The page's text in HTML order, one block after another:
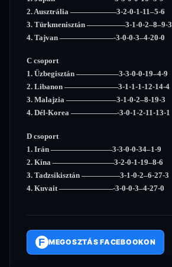
2. Ausztrália ——————3-2-0-1-11–5-6
3. Türkmenisztán —————3-1-0-2–8–9-3
4. Tajvan ———————-3-0-0-3–4-20-0
C csoport
1. Üzbegisztán —————–3-3-0-0-19–4-9
2. Libanon ———————3-1-1-1-12-14-4
3. Malajzia ——————–3-1-0-2–8-19-3
4. Dél-Korea ——————-3-0-1-2-11-13-1
D csoport
1. Irán ————————3-3-0-0-34–1-9
2. Kína ————————3-2-0-1-19–8-6
3. Tadzsikisztán —————3-1-0-2–6-27-3
4. Kuvait ———————-3-0-0-3–4-27-0
F MEGOSZTÁS FACEBOOKON